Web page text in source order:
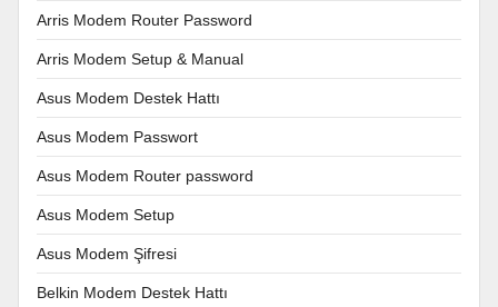
Arris Modem Router Password
Arris Modem Setup & Manual
Asus Modem Destek Hattı
Asus Modem Passwort
Asus Modem Router password
Asus Modem Setup
Asus Modem Şifresi
Belkin Modem Destek Hattı